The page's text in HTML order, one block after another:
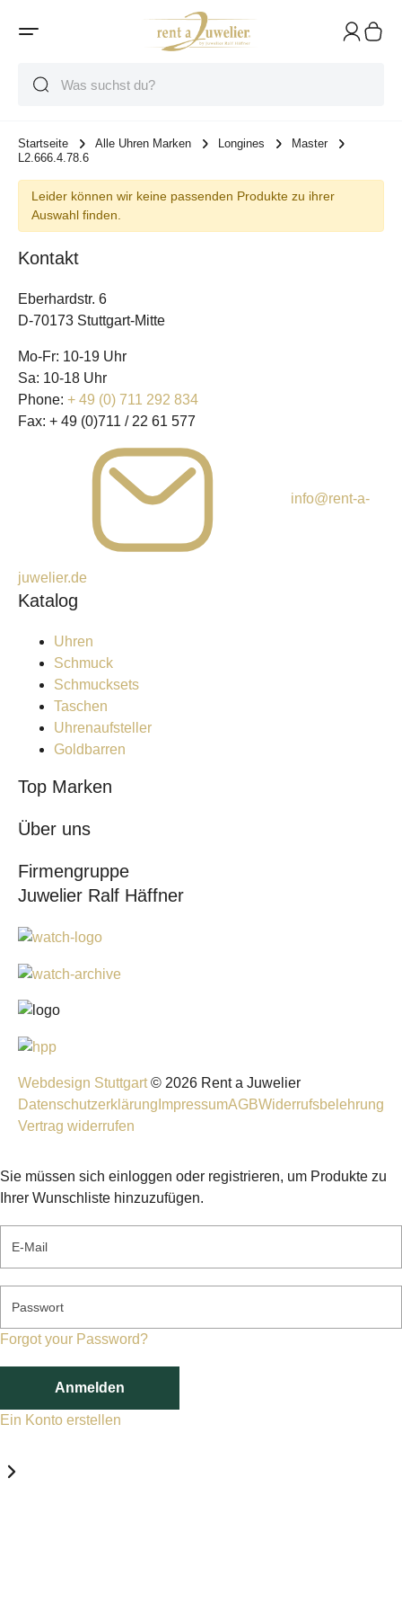
Startseite Alle Uhren Marken Longines
Master
L2.666.4.78.6
Leider können wir keine passenden Produkte zu ihrer
Auswahl finden.
Kontakt
Eberhardstr. 6
D-70173 Stuttgart-Mitte
Mo-Fr: 10-19 Uhr
Sa: 10-18 Uhr
Phone: + 49 (0) 711 292 834
Fax: + 49 (0)711 / 22 61 577
info@rent-a-
juwelier.de
Katalog
Uhren
Schmuck
Schmucksets
Taschen
Uhrenaufsteller
Goldbarren
Top Marken
Über uns
Firmengruppe
Juwelier Ralf Häffner
Webdesign Stuttgart © 2026 Rent a Juwelier
Datenschutzerklärung ImpressumAGBWiderrufsbelehrung
Vertrag widerrufen
Sie müssen sich einloggen oder registrieren, um Produkte zu
Ihrer Wunschliste hinzuzufügen.
E-Mail
Passwort
Forgot your Password?
Anmelden
Ein Konto erstellen